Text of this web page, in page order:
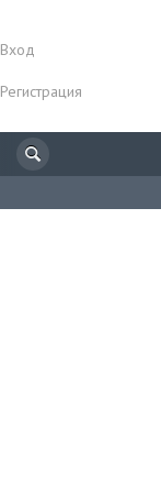
Вход
Регистрация